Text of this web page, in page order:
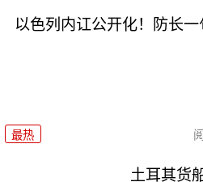
以色列内讧公开化！防长
最热
土耳其货